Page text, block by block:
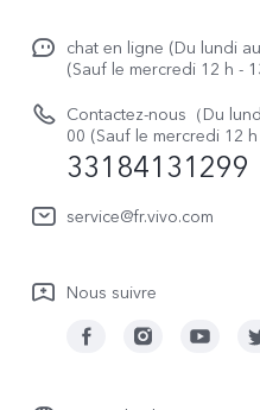
Y22s
Y35
Centre de services
Authentification IMEI
Prix des réparations hors
Demande de retour en
Demande de retour en
Manuel de l'utilisateur
Mise à jour du système
La vie chez vivo
vivo netiquette
About Us
Centre de confidentialité vivo
chat en ligne (Du lundi
(Sauf le mercredi 12 h -
Contactez-nous（Du
00 (Sauf le mercredi 12
33184131299
service@fr.vivo.com
Nous suivre